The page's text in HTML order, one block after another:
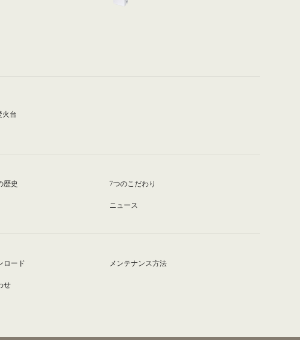
火台
歴史 7つのこだわり
ニュース
ロード メンテナンス方法
せ